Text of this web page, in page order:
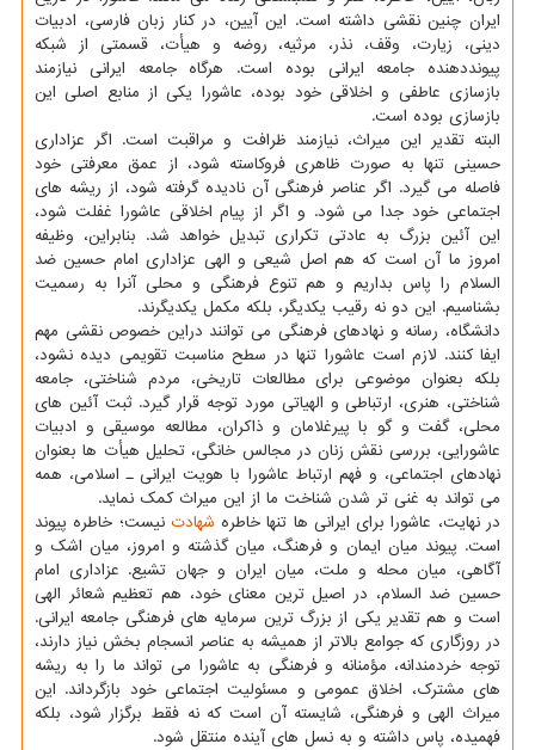
ایران چنین نقشی داشته است. این آیین، در کنار زبان فارسی، ادبیات
دینی، زیارت، وقف، نذر، مرثیه، روضه و هیأت، قسمتی از شبکه
پیونددهنده جامعه ایرانی بوده است. هرگاه جامعه ایرانی نیازمند
بازسازی عاطفی و اخلاقی خود بوده، عاشورا یکی از منابع اصلی این
بازسازی بوده است.
البته تقدیر این میراث، نیازمند ظرافت و مراقبت است. اگر عزاداری
حسینی تنها به صورت ظاهری فروکاسته شود، از عمق معرفتی خود
فاصله می گیرد. اگر عناصر فرهنگی آن نادیده گرفته شود، از ریشه های
اجتماعی خود جدا می شود. و اگر از پیام اخلاقی عاشورا غفلت شود،
این آئین بزرگ به عادتی تکراری تبدیل خواهد شد. بنابراین، وظیفه
امروز ما آن است که هم اصل شیعی و الهی عزاداری امام حسین ضد
السلام را پاس بداریم و هم تنوع فرهنگی و محلی آنرا به رسمیت
بشناسیم. این دو نه رقیب یکدیگر، بلکه مکمل یکدیگرند.
دانشگاه، رسانه و نهادهای فرهنگی می توانند دراین خصوص نقشی مهم
ایفا کنند. لازم است عاشورا تنها در سطح مناسبت تقویمی دیده نشود،
بلکه بعنوان موضوعی برای مطالعات تاریخی، مردم شناختی، جامعه
شناختی، هنری، ارتباطی و الهیاتی مورد توجه قرار گیرد. ثبت آئین های
محلی، گفت و گو با پیرغلامان و ذاکران، مطالعه موسیقی و ادبیات
عاشورایی، بررسی نقش زنان در مجالس خانگی، تحلیل هیأت ها بعنوان
نهادهای اجتماعی، و فهم ارتباط عاشورا با هویت ایرانی ـ اسلامی، همه
می تواند به غنی تر شدن شناخت ما از این میراث کمک نماید.
در نهایت، عاشورا برای ایرانی ها تنها خاطره شهادت نیست؛ خاطره پیوند
است. پیوند میان ایمان و فرهنگ، میان گذشته و امروز، میان اشک و
آگاهی، میان محله و ملت، میان ایران و جهان تشیع. عزاداری امام
حسین ضد السلام، در اصیل ترین معنای خود، هم تعظیم شعائر الهی
است و هم تقدیر یکی از بزرگ ترین سرمایه های فرهنگی جامعه ایرانی.
در روزگاری که جوامع بالاتر از همیشه به عناصر انسجام بخش نیاز دارند،
توجه خردمندانه، مؤمنانه و فرهنگی به عاشورا می تواند ما را به ریشه
های مشترک، اخلاق عمومی و مسئولیت اجتماعی خود بازگرداند. این
میراث الهی و فرهنگی، شایسته آن است که نه فقط برگزار شود، بلکه
فهمیده، پاس داشته و به نسل های آینده منتقل شود.